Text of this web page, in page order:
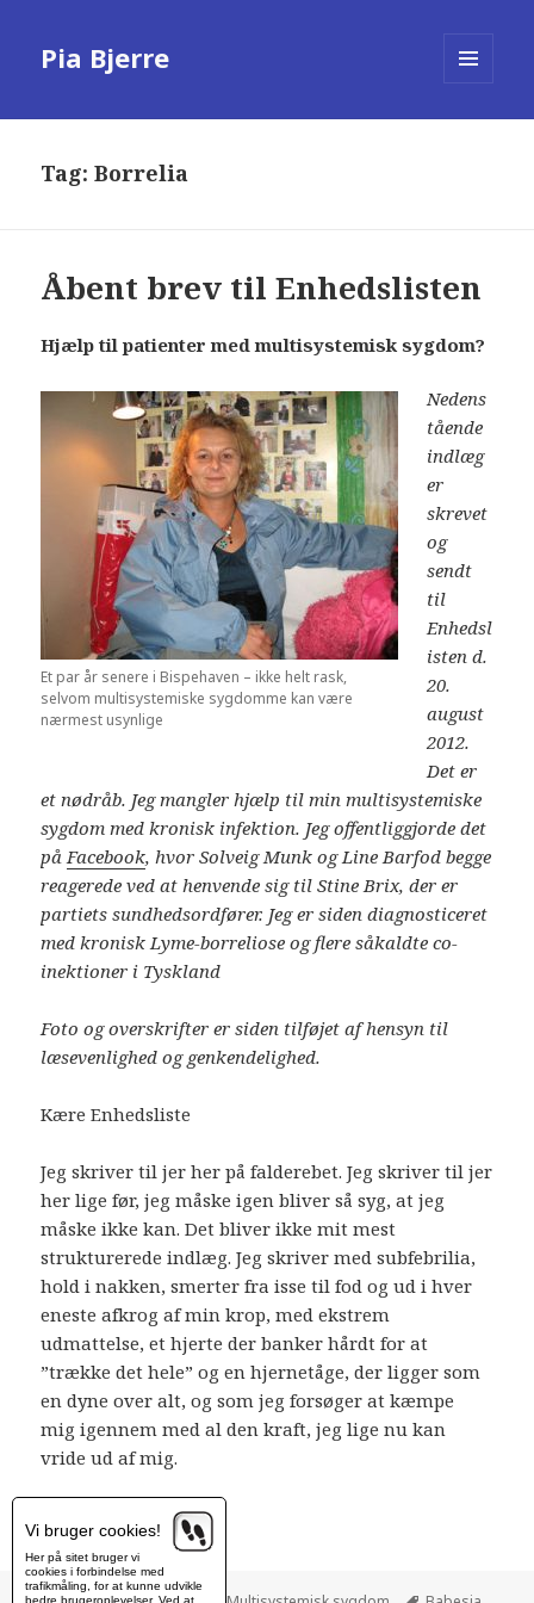
Pia Bjerre
Tag:Borrelia
Åbent brev til Enhedslisten
Hjælp til patienter med multisystemisk sygdom?
Et par år senere i Bispehaven – ikke helt rask,
selvom multisystemiske sygdomme kan være
nærmest usynlige
Nedens
tående
indlæg
er
skrevet
og
sendt
til
Enhedsl
isten d.
20.
august
2012.
Det er
et nødråb. Jeg mangler hjælp til min multisystemiske
sygdom med kronisk infektion. Jeg offentliggjorde det
påFacebook, hvor Solveig Munk og Line Barfod begge
reagerede ved at henvende sig til Stine Brix, der er
partiets sundhedsordfører. Jeg er siden diagnosticeret
med kronisk Lyme-borreliose og flere såkaldte co-
inektioner i Tyskland
Foto og overskrifter er siden tilføjet af hensyn til
læsevenlighed og genkendelighed.
Kære Enhedsliste
Jeg skriver til jer her på falderebet. Jeg skriver til jer
her lige før, jeg måske igen bliver så syg, at jeg
måske ikke kan. Det bliver ikke mit mest
strukturerede indlæg. Jeg skriver med subfebrilia,
hold i nakken, smerter fra isse til fod og ud i hver
eneste afkrog af min krop, med ekstrem
udmattelse, et hjerte der banker hårdt for at
”trække det hele” og en hjernetåge, der ligger som
en dyne over alt, og som jeg forsøger at kæmpe
mig igennem med al den kraft, jeg lige nu kan
vride ud af mig.
Continue readingÅbent brev til Enhedslisten
Vi bruger cookies!
Her på sitet bruger vi
cookies i forbindelse med
trafikmåling, for at kunne udvikle
bedre brugeroplevelser. Ved at